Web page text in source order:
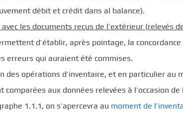
débit et crédit dans al balance).
les documents reçus de l’extérieur (relevés
d’établir, après pointage, la
erreurs qui auraient été commises.
des opérations d’inventaire, et en particulier au
aux données relevées à l’occasion de
1.1.1, on s’apercevra au moment de